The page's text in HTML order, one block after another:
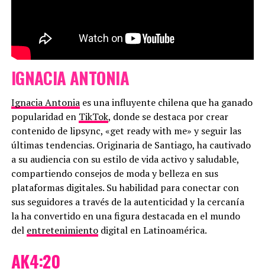
IGNACIA ANTONIA
Ignacia Antoniaes una influyente chilena que ha ganado
popularidad en TikTok, donde se destaca por crear
contenido de lipsync, «get ready with me» y seguir las
últimas tendencias. Originaria de Santiago, ha cautivado
a su audiencia con su estilo de vida activo y saludable,
compartiendo consejos de moda y belleza en sus
plataformas digitales. Su habilidad para conectar con
sus seguidores a través de la autenticidad y la cercanía
la ha convertido en una figura destacada en el mundo
del entretenimientodigital en Latinoamérica.
AK4:20